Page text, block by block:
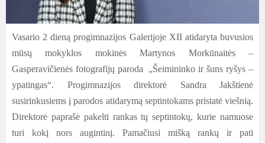
Vasario 2 dieną progimnazijos Galerijoje XII atidaryta buvusios
mūsų mokyklos mokinės Martynos Morkūnaitės –
Gasperavičienės fotografijų paroda
„Šeimininko ir šuns ryšys –
ypatingas“. Progimnazijos direktorė Sandra Jakštienė
susirinkusiems į parodos atidarymą septintokams pristatė viešnią.
Direktorė paprašė pakelti rankas tų septintokų, kurie namuose
turi kokį nors augintinį. Pamačiusi mišką rankų ir pati